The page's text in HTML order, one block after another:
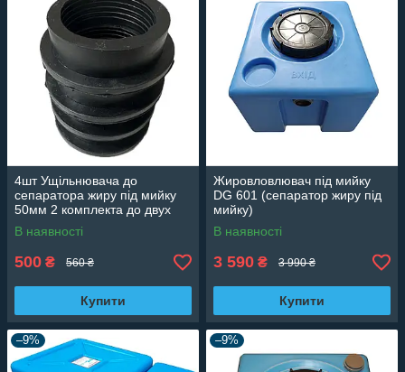
4шт Ущільнювача до
сепаратора жиру під мийку
50мм 2 комплекта до двух
жироловок
В наявності
500 ₴ 560 ₴
Купити
Жировловлювач під мийку
DG 601 (сепаратор жиру під
мийку)
В наявності
3 590 ₴ 3 990 ₴
Купити
–9% –9%